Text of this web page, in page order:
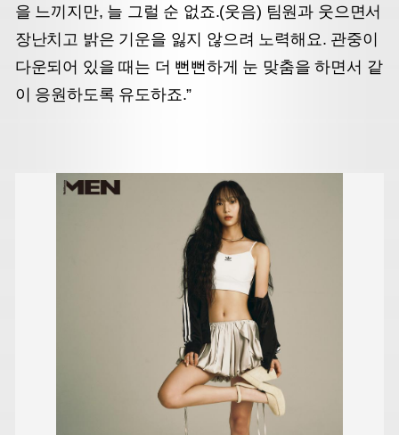
을 느끼지만, 늘 그럴 순 없죠.(웃음) 팀원과 웃으면서
장난치고 밝은 기운을 잃지 않으려 노력해요. 관중이
다운되어 있을 때는 더 뻔뻔하게 눈 맞춤을 하면서 같
이 응원하도록 유도하죠.”